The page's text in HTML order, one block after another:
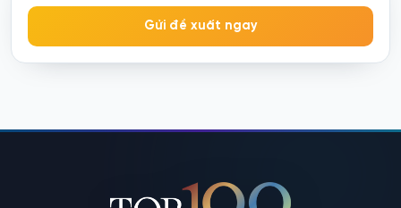
Gửi đề xuất ngay